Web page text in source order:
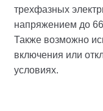
трехфазных
напряжением до
Также возможно
включения или
условиях.